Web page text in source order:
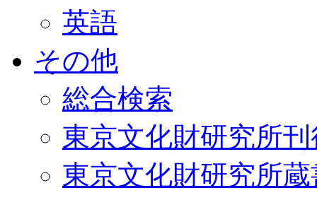
英語
その他
総合検索
東京文化財研究所
東京文化財研究所